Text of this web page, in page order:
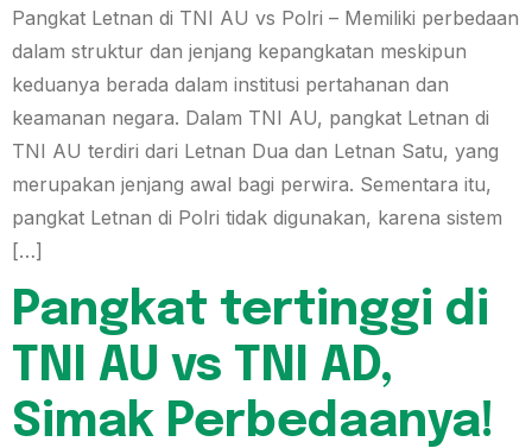
Pangkat Letnan di TNI AU vs Polri – Memiliki perbedaan
dalam struktur dan jenjang kepangkatan meskipun
keduanya berada dalam institusi pertahanan dan
keamanan negara. Dalam TNI AU, pangkat Letnan di
TNI AU terdiri dari Letnan Dua dan Letnan Satu, yang
merupakan jenjang awal bagi perwira. Sementara itu,
pangkat Letnan di Polri tidak digunakan, karena sistem
[…]
Pangkat tertinggi di
TNI AU vs TNI AD,
Simak Perbedaanya!